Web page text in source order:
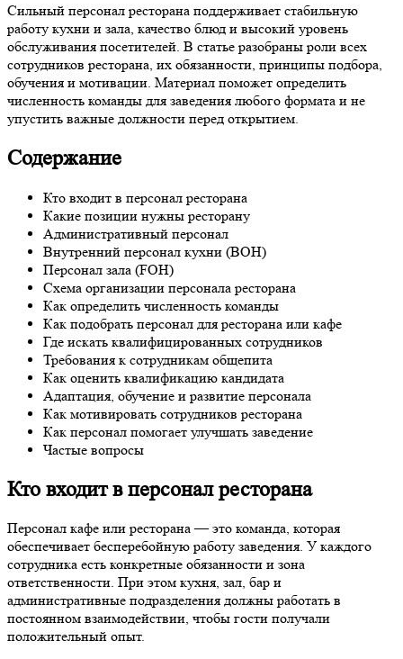
Сильный персонал ресторана поддерживает стабильную
работу кухни и зала, качество блюд и высокий уровень
обслуживания посетителей. В статье разобраны роли всех
сотрудников ресторана, их обязанности, принципы подбора,
обучения и мотивации. Материал поможет определить
численность команды для заведения любого формата и не
упустить важные должности перед открытием.
Содержание
Кто входит в персонал ресторана
Какие позиции нужны ресторану
Административный персонал
Внутренний персонал кухни (BOH)
Персонал зала (FOH)
Схема организации персонала ресторана
Как определить численность команды
Как подобрать персонал для ресторана или кафе
Где искать квалифицированных сотрудников
Требования к сотрудникам общепита
Как оценить квалификацию кандидата
Адаптация, обучение и развитие персонала
Как мотивировать сотрудников ресторана
Как персонал помогает улучшать заведение
Частые вопросы
Кто входит в персонал ресторана
Персонал кафе или ресторана — это команда, которая
обеспечивает бесперебойную работу заведения. У каждого
сотрудника есть конкретные обязанности и зона
ответственности. При этом кухня, зал, бар и
административные подразделения должны работать в
постоянном взаимодействии, чтобы гости получали
положительный опыт.